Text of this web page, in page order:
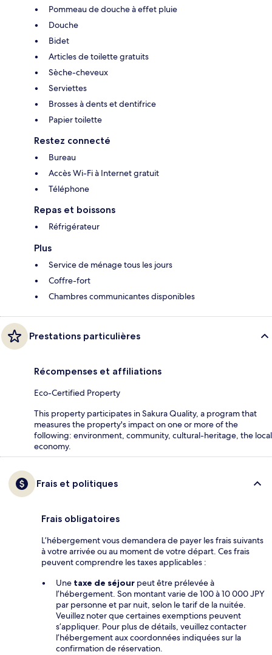
Pommeau de douche à effet pluie
Douche
Bidet
Articles de toilette gratuits
Sèche-cheveux
Serviettes
Brosses à dents et dentifrice
Papier toilette
Restez connecté
Bureau
Accès Wi-Fi à Internet gratuit
Téléphone
Repas et boissons
Réfrigérateur
Plus
Service de ménage tous les jours
Coffre-fort
Chambres communicantes disponibles
Prestations particulières
Récompenses et affiliations
Eco-Certified Property
This property participates in Sakura Quality, a program that
measures the property's impact on one or more of the
following: environment, community, cultural-heritage, the local
economy.
Frais et politiques
Frais obligatoires
L’hébergement vous demandera de payer les frais suivants
à votre arrivée ou au moment de votre départ. Ces frais
peuvent comprendre les taxes applicables :
Une taxe de séjour peut être prélevée à
l’hébergement. Son montant varie de 100 à 10 000 JPY
par personne et par nuit, selon le tarif de la nuitée.
Veuillez noter que certaines exemptions peuvent
s’appliquer. Pour plus de détails, veuillez contacter
l’hébergement aux coordonnées indiquées sur la
confirmation de réservation.